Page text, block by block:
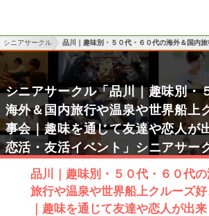
シニアサークル 品川｜趣味別・５０代・６０代の海外＆国内
シニアサークル「品川｜趣味別・
海外＆国内旅行や温泉や世界船上
事会｜趣味を通じて友達や恋人が
恋活・友活イベント」シニアサー
品川｜趣味別・５０代・６０代
旅行や温泉や世界船上クルーズ
｜趣味を通じて友達や恋人が出